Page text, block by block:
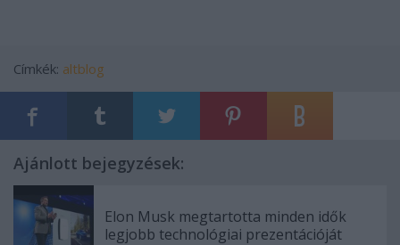
Címkék: altblog
Ajánlott bejegyzések:
Elon Musk megtartotta minden idők
legjobb technológiai prezentációját